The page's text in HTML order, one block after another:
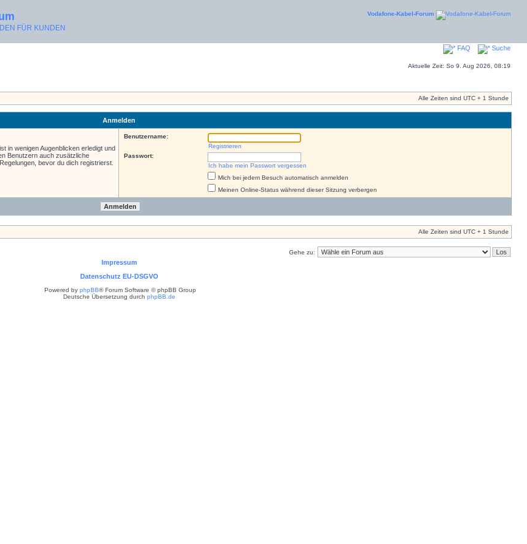
FÜR KUNDEN
Vodafone-Kabel-Forum
FAQ Suche
Aktuelle Zeit: So 9. Aug 2026, 08:19
Alle Zeiten sind UTC + 1 Stunde
Anmelden
in wenigen Augenblicken erledigt und
Benutzern auch zusätzliche
bevor du dich registrierst.
Benutzername:
Registrieren
Passwort:
Ich habe mein Passwort vergessen
Mich bei jedem Besuch automatisch anmelden
Meinen Online-Status während dieser Sitzung verbergen
Alle Zeiten sind UTC + 1 Stunde
Gehe zu:
Impressum
Datenschutz EU-DSGVO
Powered by phpBB® Forum Software © phpBB Group
Deutsche Übersetzung durch phpBB.de